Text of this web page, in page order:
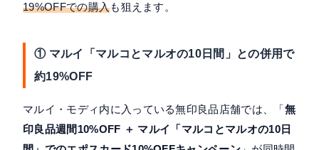
19%OFFでの購入も狙えます。
① マルイ「マルコとマルオの10日間」との併用で
約19%OFF
マルイ・モディ内に入っている無印良品店舗では、「無
印良品週間10%OFF ＋ マルイ「マルコとマルオの10日